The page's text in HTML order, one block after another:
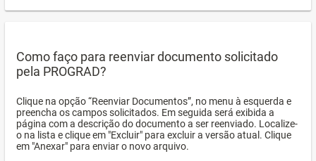
Como faço para reenviar documento solicitado
pela PROGRAD?
Clique na opção “Reenviar Documentos”, no menu à esquerda e
preencha os campos solicitados. Em seguida será exibida a
página com a descrição do documento a ser reenviado. Localize-
o na lista e clique em "Excluir" para excluir a versão atual. Clique
em "Anexar" para enviar o novo arquivo.